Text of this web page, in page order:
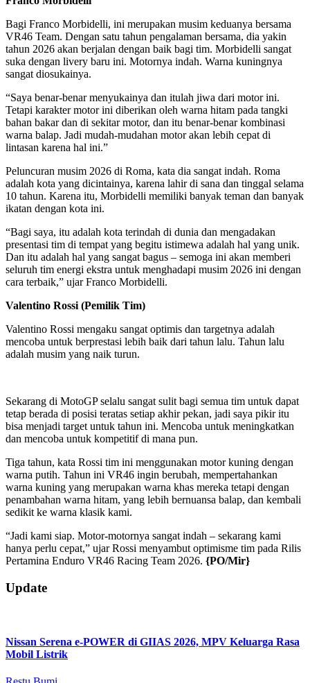
Bagi Franco Morbidelli, ini merupakan musim keduanya bersama
VR46 Team. Dengan satu tahun pengalaman bersama, dia yakin
tahun 2026 akan berjalan dengan baik bagi tim. Morbidelli sangat
suka dengan livery baru ini. Motornya indah. Warna kuningnya
sangat diosukainya.
“Saya benar-benar menyukainya dan itulah jiwa dari motor ini.
Tetapi karakter motor ini diberikan oleh warna hitam pada tangki
bahan bakar dan di sekitar motor, dan itu benar-benar kombinasi
warna balap. Jadi mudah-mudahan motor akan lebih cepat di
lintasan karena hal ini.”
Peluncuran musim 2026 di Roma, kata dia sangat indah. Roma
adalah kota yang dicintainya, karena lahir di sana dan tinggal selama
10 tahun. Karena itu, Morbidelli memiliki banyak teman dan banyak
ikatan dengan kota ini.
“Bagi saya, itu adalah kota terindah di dunia dan mengadakan
presentasi tim di tempat yang begitu istimewa adalah hal yang unik.
Dan itu adalah hal yang sangat bagus – semoga ini akan memberi
seluruh tim energi ekstra untuk menghadapi musim 2026 ini dengan
cara terbaik,” ujar Franco Morbidelli.
Valentino Rossi (Pemilik Tim)
Valentino Rossi mengaku sangat optimis dan targetnya adalah
mencoba untuk berprestasi lebih baik dari tahun lalu. Tahun lalu
adalah musim yang naik turun.
Sekarang di MotoGP selalu sangat sulit bagi semua tim untuk dapat
tetap berada di posisi teratas setiap akhir pekan, jadi saya pikir itu
bisa menjadi target untuk tahun ini. Mencoba untuk meningkatkan
dan mencoba untuk kompetitif di mana pun.
Tiga tahun, kata Rossi tim ini menggunakan motor kuning dengan
warna putih. Tahun ini VR46 ingin berubah, mempertahankan
warna kuning yang merupakan warna khas mereka tetapi dengan
penambahan warna hitam, yang lebih bernuansa balap, dan kembali
sedikit ke warna klasik kami.
“Jadi kami siap. Motor-motornya sangat indah – sekarang kami
hanya perlu cepat,” ujar Rossi menyambut optimisme tim pada Rilis
Pertamina Enduro VR46 Racing Team 2026. {PO/Mir}
2026-
01-
Update
Nissan Serena e-POWER di GIIAS 2026, MPV Keluarga Rasa
Mobil Listrik